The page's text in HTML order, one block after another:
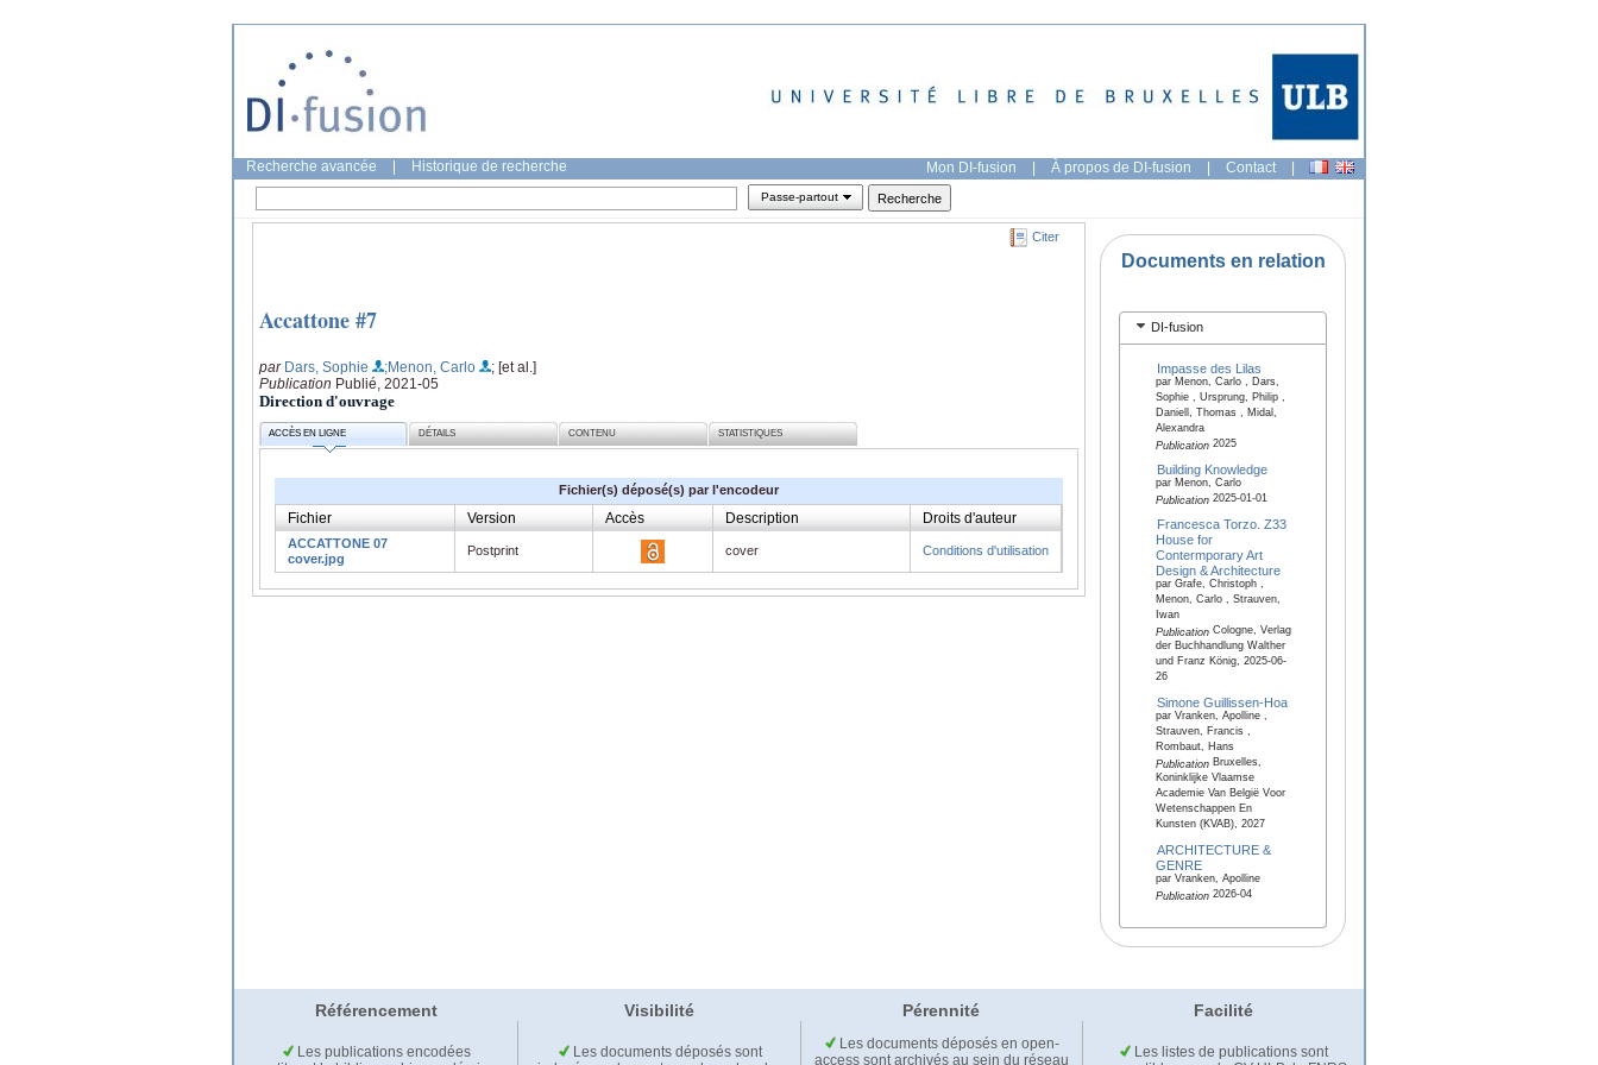
Recherche avancée Historique de recherche Mon DI-fusion | À propos de DI-fusion | Contact |
Passe-partout
Citer
Accattone #7
par Dars, Sophie ;Menon, Carlo
; [et al.]
Publication Publié, 2021-05
Direction d'ouvrage
ACCÈS EN LIGNE DÉTAILS CONTENU STATISTIQUES
Fichier(s) déposé(s) par l'encodeur
Fichier Version Accès Description Droits d'auteur
ACCATTONE 07
cover.jpg
Postprint cover Conditions d'utilisation
Documents en relation
DI-fusion
Impasse des Lilas
par Menon, Carlo , Dars,
Sophie , Ursprung, Philip ,
Daniell, Thomas , Midal,
Alexandra
Publication2025
Building Knowledge
par Menon, Carlo
Publication2025-01-01
Francesca Torzo. Z33
House for
Contermporary Art
Design & Architecture
par Grafe, Christoph ,
Menon, Carlo , Strauven,
Iwan
PublicationCologne, Verlag
der Buchhandlung Walther
und Franz König, 2025-06-
26
Simone Guillissen-Hoa
par Vranken, Apolline ,
Strauven, Francis ,
Rombaut, Hans
PublicationBruxelles,
Koninklijke Vlaamse
Academie Van België Voor
Wetenschappen En
Kunsten (KVAB), 2027
ARCHITECTURE &
GENRE
par Vranken, Apolline
Publication2026-04
Référencement Visibilité Pérennité Facilité
Les publications encodées
Les documents déposés sont
Les documents déposés en open-
access sont archivés au sein du réseau
Les listes de publications sont